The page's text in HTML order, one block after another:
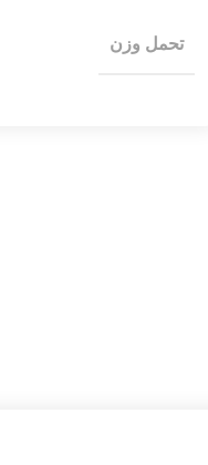
تحمل وزن